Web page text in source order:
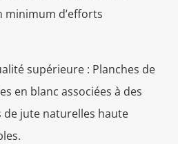
minimum d’efforts
supérieure : Planches de
en blanc associées à des
de jute naturelles haute